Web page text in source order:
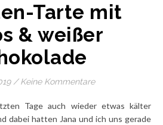
Tarte mit
& weißer
/ Keine Kommentare
dabei hatten Jana und ich uns gerade